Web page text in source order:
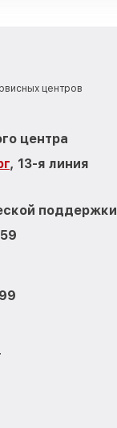
центров
центра
, 13-я линия
поддержки